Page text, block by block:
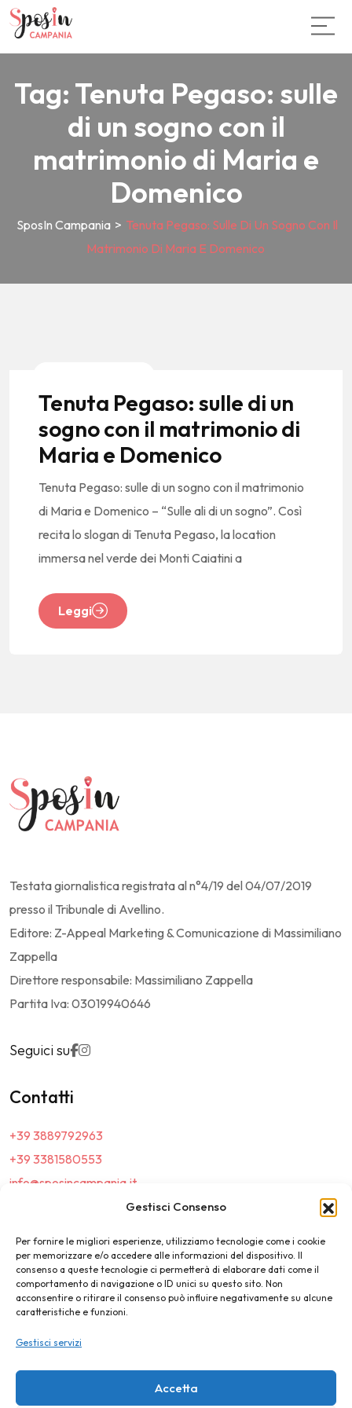
Gestisci Consenso
Per fornire le migliori esperienze, utilizziamo tecnologie come i cookie
per memorizzare e/o accedere alle informazioni del dispositivo. Il
consenso a queste tecnologie ci permetterà di elaborare dati come il
comportamento di navigazione o ID unici su questo sito. Non
acconsentire o ritirare il consenso può influire negativamente su alcune
caratteristiche e funzioni.
Gestisci servizi
Accetta
Tag: Tenuta Pegaso: sulle
di un sogno con il
matrimonio di Maria e
Domenico
SposIn Campania > Tenuta Pegaso: Sulle Di Un Sogno Con Il
Matrimonio Di Maria E Domenico
Tenuta Pegaso: sulle di un
sogno con il matrimonio di
Maria e Domenico
Tenuta Pegaso: sulle di un sogno con il matrimonio
di Maria e Domenico – “Sulle ali di un sogno”. Così
recita lo slogan di Tenuta Pegaso, la location
immersa nel verde dei Monti Caiatini a
Leggi
Testata giornalistica registrata al n°4/19 del 04/07/2019
presso il Tribunale di Avellino.
Editore: Z-Appeal Marketing & Comunicazione di Massimiliano
Zappella
Direttore responsabile: Massimiliano Zappella
Partita Iva: 03019940646
Seguici su
Contatti
+39 3889792963
+39 3381580553
info@sposincampania.it
sposincampania@pec.it
Link
Top100
News e Tendenze
Destination Wedding